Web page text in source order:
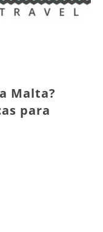
Malta?
para